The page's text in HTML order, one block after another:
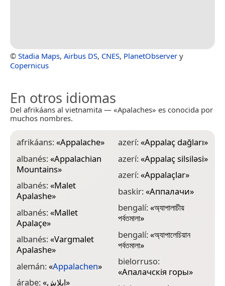
© Stadia Maps, Airbus DS, CNES, PlanetObserver y
Copernicus
En otros idiomas
Del afrikáans al vietnamita — «Apalaches» es conocida por
muchos nombres.
afrikáans:«Appalache»
albanés:«Appalachian
Mountains»
albanés:«Malet
Apalashe»
albanés:«Mallet
Apalaçe»
albanés:«Vargmalet
Apalashe»
alemán:«Appalachen»
árabe:«ابلاش»
azerí:«Appalaç dağları»
azerí:«Appalaç silsiləsi»
azerí:«Appalaçlar»
baskir:«Аппалачи»
bengalí:«অ্যাপালাচীয়
পর্বতমালা»
bengalí:«অ্যাপালেচিয়ান
পর্বতমালা»
bielorruso:
«Апалачскія горы»